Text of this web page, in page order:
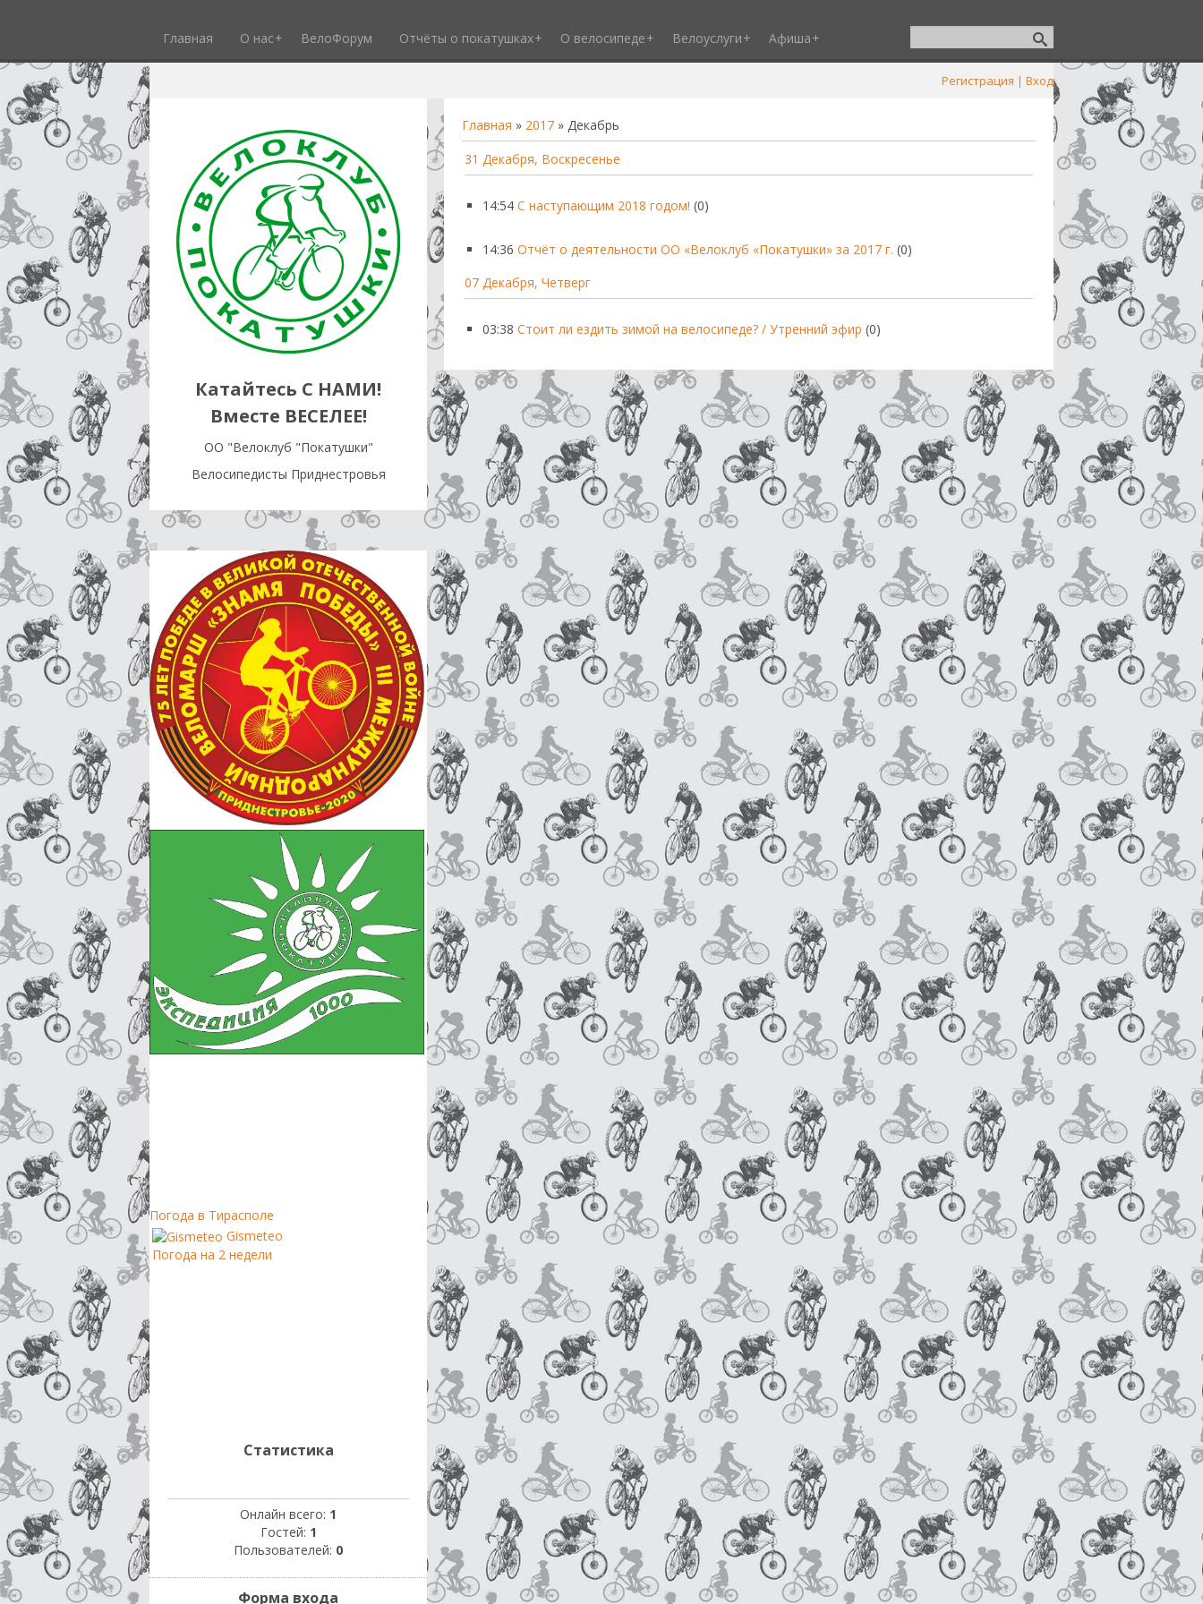
Главная О нас ВелоФорум Отчёты о покатушках О велосипеде Велоуслуги Афиша
Регистрация | Вход
Катайтесь С НАМИ!
Вместе ВЕСЕЛЕЕ!
OO "Велоклуб "Покатушки"
Велосипедисты Приднестровья
Главная » 2017 » Декабрь
31 Декабря, Воскресенье
14:54 С наступающим 2018 годом! (0)
14:36 Отчёт о деятельности ОО «Велоклуб «Покатушки» за 2017 г. (0)
07 Декабря, Четверг
03:38 Стоит ли ездить зимой на велосипеде? / Утренний эфир (0)
Погода в Тирасполе
Gismeteo
Погода на 2 недели
Статистика
Онлайн всего: 1
Гостей: 1
Пользователей: 0
Форма входа